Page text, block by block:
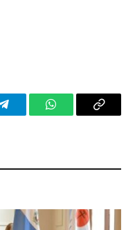
TelegramWhatsAppCopy